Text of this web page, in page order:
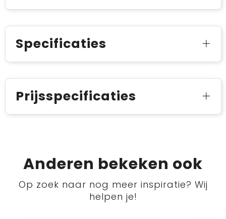
Specificaties
Prijsspecificaties
Anderen bekeken ook
Op zoek naar nog meer inspiratie? Wij
helpen je!